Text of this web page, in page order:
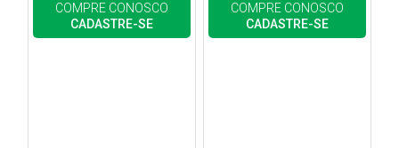
COMPRE CONOSCO
CADASTRE-SE
COMPRE CONOSCO
CADASTRE-SE